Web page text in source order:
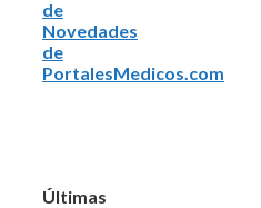
de
Novedades
de
PortalesMedicos.com
Últimas